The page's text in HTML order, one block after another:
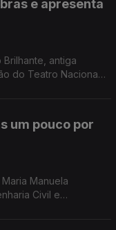
e apresenta
antiga
do Teatro Nacional
um pouco por
Manuela
Civil e